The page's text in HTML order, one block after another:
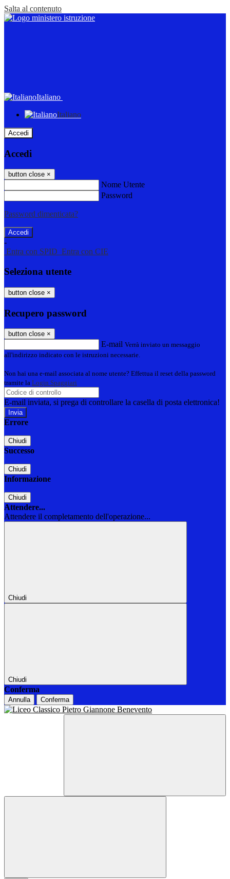
Salta al contenuto
Italiano
Italiano
Accedi
Accedi
button close ×
Nome Utente
Password
Password dimenticata?
-
Entra con SPID Entra con CIE
Seleziona utente
button close ×
Recupero password
button close ×
E-mail Verrà inviato un messaggio
all'indirizzo indicato con le istruzioni necessarie.
Non hai una e-mail associata al nome utente? Effettua il reset della password
tramite la Login Spaggiari
E-mail inviata, si prega di controllare la casella di posta elettronica!
Errore
Chiudi
Successo
Chiudi
Informazione
Chiudi
Attendere...
Attendere il completamento dell'operazione...
Chiudi
Chiudi
Conferma
Annulla Conferma